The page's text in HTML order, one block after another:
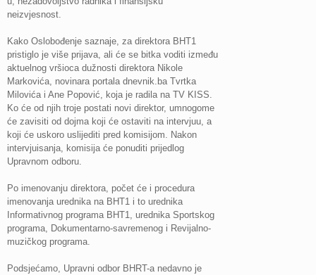
neizvjesnost.
Kako Oslobođenje saznaje, za direktora BHT1
pristiglo je više prijava, ali će se bitka voditi između
aktuelnog vršioca dužnosti direktora Nikole
Markovića, novinara portala dnevnik.ba Tvrtka
Milovića i Ane Popović, koja je radila na TV KISS.
Ko će od njih troje postati novi direktor, umnogome
će zavisiti od dojma koji će ostaviti na intervjuu, a
koji će uskoro uslijediti pred komisijom. Nakon
intervjuisanja, komisija će ponuditi prijedlog
Upravnom odboru.
Po imenovanju direktora, počet će i procedura
imenovanja urednika na BHT1 i to urednika
Informativnog programa BHT1, urednika Sportskog
programa, Dokumentarno-savremenog i Revijalno-
muzičkog programa.
Podsjećamo, Upravni odbor BHRT-a nedavno je